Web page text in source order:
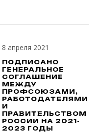
8 апреля 2021
ПОДПИСАНО
ГЕНЕРАЛЬНОЕ
СОГЛАШЕНИЕ
МЕЖДУ
ПРОФСОЮЗАМИ,
РАБОТОДАТЕЛЯМИ
И
ПРАВИТЕЛЬСТВОМ
РОССИИ НА 2021-
2023 ГОДЫ